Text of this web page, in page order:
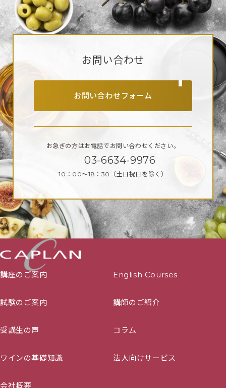
お問い合わせ
お問い合わせフォーム
お急ぎの方はお電話で お問い合わせください。
03-6634-9976
10：00～18：30 （土日祝日を除く）
講座のご案内 English Courses
試験のご案内 講師のご紹介
受講生の声 コラム
ワインの基礎知識 法人向けサービス
会社概要